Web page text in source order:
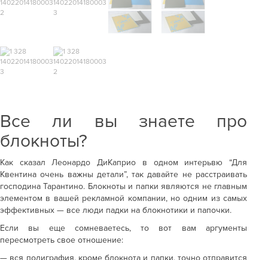
Все ли вы знаете про
блокноты?
Как сказал Леонардо ДиКаприо в одном интерьвю “Для
Квентина очень важны детали”, так давайте не расстраивать
господина Тарантино. Блокноты и папки являются не главным
элементом в вашей рекламной компании, но одним из самых
эффективных — все люди падки на блокнотики и папочки.
Если вы еще сомневаетесь, то вот вам аргументы
пересмотреть свое отношение:
— вся полиграфия, кроме блокнота и папки, точно отправится